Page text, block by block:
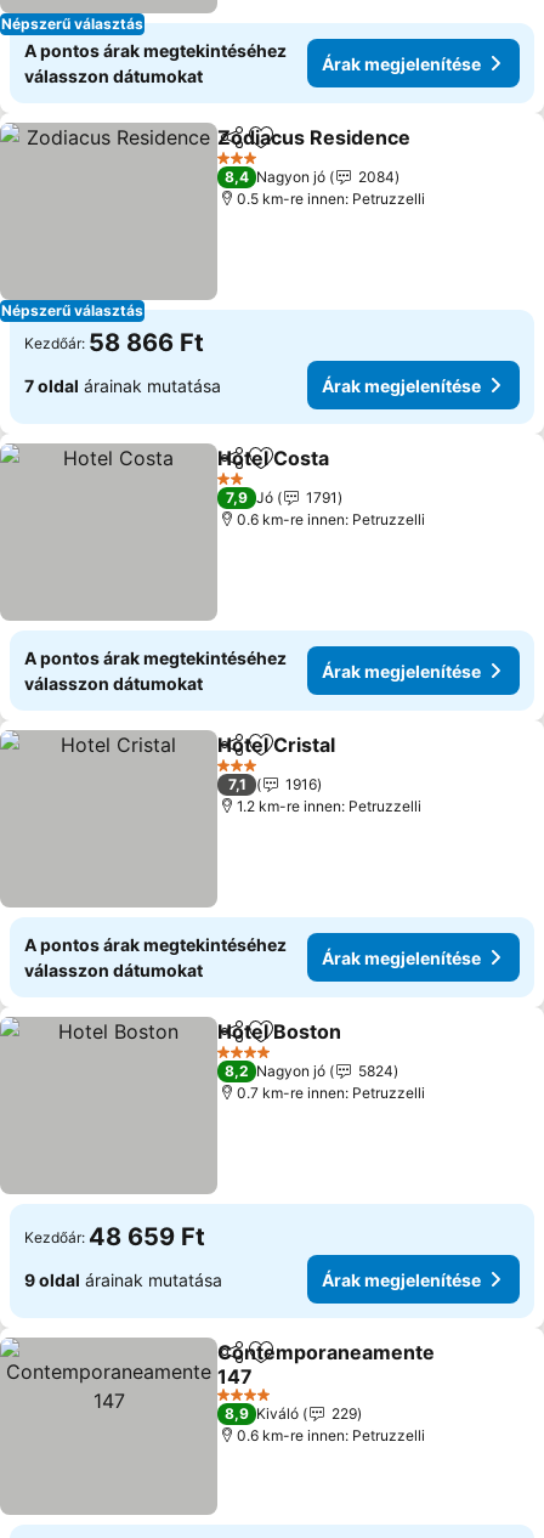
Népszerű választás
A pontos árak megtekintéséhez
válasszon dátumokat
Árak megjelenítése
Népszerű választás
MegosztásHozzáadás a kedvencekhez
Zodiacus Residence
3 Kategória
8,4 Nagyon jó
2084
0.5 km-re innen: Petruzzelli
Kezdőár: 58 866 Ft
7 oldal árainak mutatása Árak megjelenítése
Megosztás
Hozzáadás a kedvencekhez
Hotel Costa
2 Kategória
7,9 Jó
1791
0.6 km-re innen: Petruzzelli
A pontos árak megtekintéséhez
válasszon dátumokat
Árak megjelenítése
Megosztás
Hozzáadás a kedvencekhez
Hotel Cristal
3 Kategória
7,1
1916
1.2 km-re innen: Petruzzelli
A pontos árak megtekintéséhez
válasszon dátumokat
Árak megjelenítése
Megosztás
Hozzáadás a kedvencekhez
Hotel Boston
4 Kategória
8,2 Nagyon jó
5824
0.7 km-re innen: Petruzzelli
Kezdőár: 48 659 Ft
9 oldal árainak mutatása Árak megjelenítése
Megosztás
Hozzáadás a kedvencekhez
Contemporaneamente
147
4 Kategória
8,9 Kiváló
229
0.6 km-re innen: Petruzzelli